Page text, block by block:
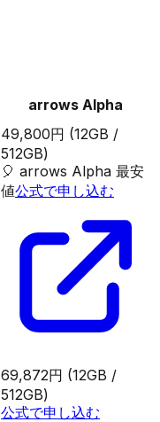
arrows Alpha
49,800円 (12GB /
512GB)
🎈 arrows Alpha 最安
値公式で申し込む
69,872円 (12GB /
512GB)
公式で申し込む